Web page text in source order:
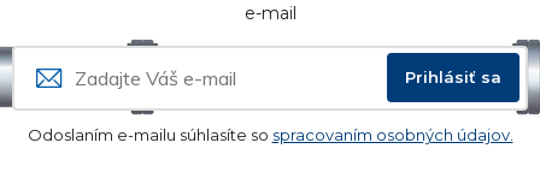
e-mail
Prihlásiť sa
Odoslaním e-mailu súhlasíte so spracovaním osobných údajov.